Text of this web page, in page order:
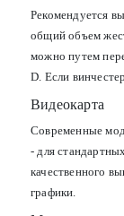
Рекомендуется
общий объем
можно путем
D. Если
Видеокарта
Современные
- для
качественного
графики.